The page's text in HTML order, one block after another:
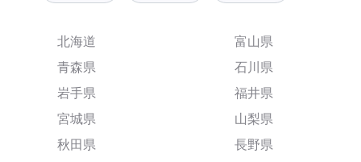
北海道
青森県
岩手県
宮城県
秋田県
富山県
石川県
福井県
山梨県
長野県